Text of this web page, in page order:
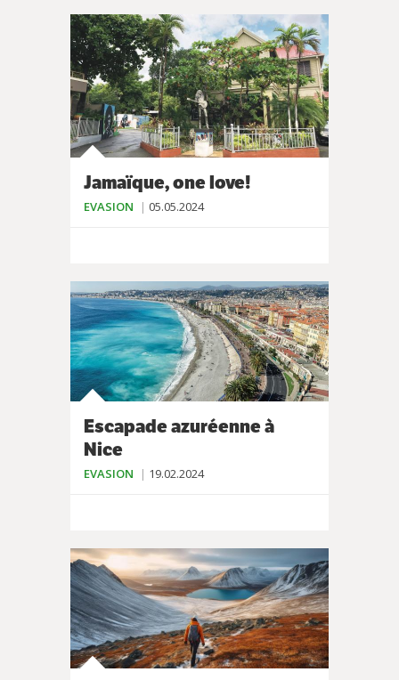
Jamaïque, one love!
EVASION 05.05.2024
Escapade azuréenne à
Nice
EVASION 19.02.2024